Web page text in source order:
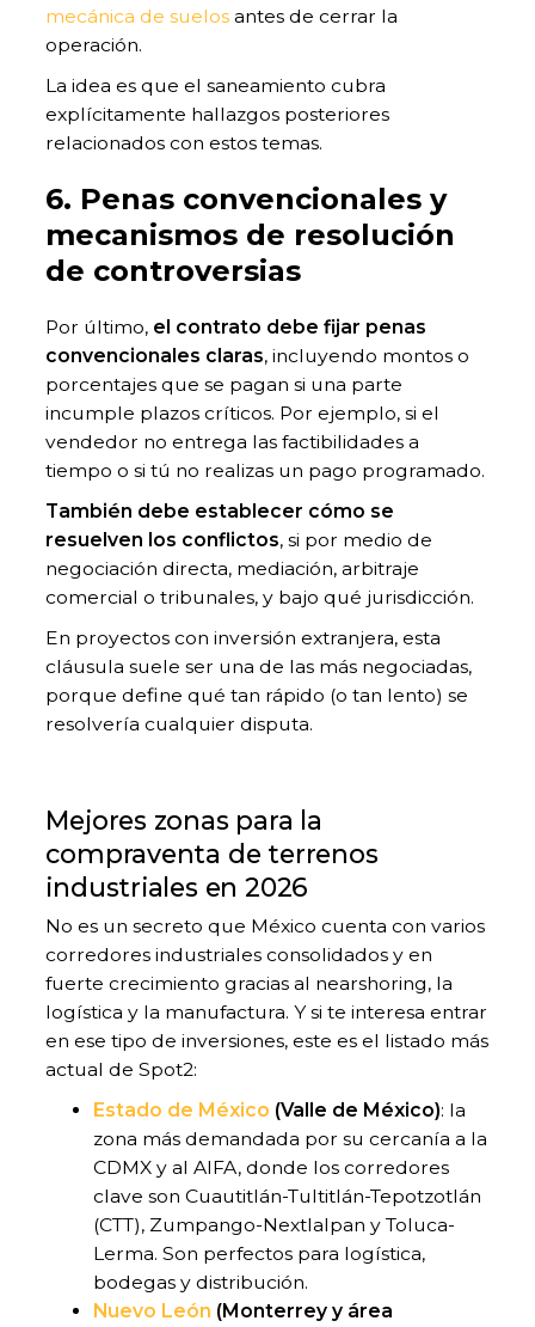
mecánica de suelos antes de cerrar la
operación.
La idea es que el saneamiento cubra
explícitamente hallazgos posteriores
relacionados con estos temas.
6. Penas convencionales y
mecanismos de resolución
de controversias
Por último, el contrato debe fijar penas
convencionales claras, incluyendo montos o
porcentajes que se pagan si una parte
incumple plazos críticos. Por ejemplo, si el
vendedor no entrega las factibilidades a
tiempo o si tú no realizas un pago programado.
También debe establecer cómo se
resuelven los conflictos, si por medio de
negociación directa, mediación, arbitraje
comercial o tribunales, y bajo qué jurisdicción.
En proyectos con inversión extranjera, esta
cláusula suele ser una de las más negociadas,
porque define qué tan rápido (o tan lento) se
resolvería cualquier disputa.
Mejores zonas para la
compraventa de terrenos
industriales en 2026
No es un secreto que México cuenta con varios
corredores industriales consolidados y en
fuerte crecimiento gracias al nearshoring, la
logística y la manufactura. Y si te interesa entrar
en ese tipo de inversiones, este es el listado más
actual de Spot2:
Estado de México (Valle de México): la
zona más demandada por su cercanía a la
CDMX y al AIFA, donde los corredores
clave son Cuautitlán-Tultitlán-Tepotzotlán
(CTT), Zumpango-Nextlalpan y Toluca-
Lerma. Son perfectos para logística,
bodegas y distribución.
Nuevo León (Monterrey y área